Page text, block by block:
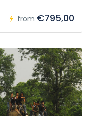
from €795,00